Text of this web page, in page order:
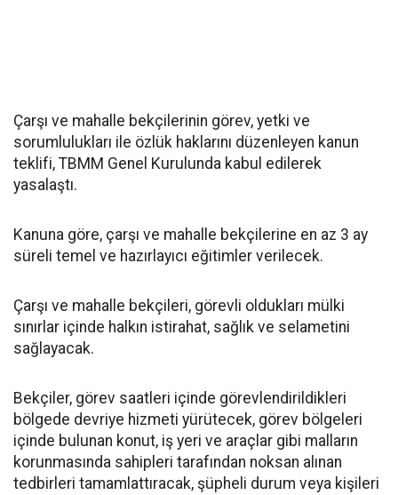
Çarşı ve mahalle bekçilerinin görev, yetki ve
sorumlulukları ile özlük haklarını düzenleyen kanun
teklifi, TBMM Genel Kurulunda kabul edilerek
yasalaştı.
Kanuna göre, çarşı ve mahalle bekçilerine en az 3 ay
süreli temel ve hazırlayıcı eğitimler verilecek.
Çarşı ve mahalle bekçileri, görevli oldukları mülki
sınırlar içinde halkın istirahat, sağlık ve selametini
sağlayacak.
Bekçiler, görev saatleri içinde görevlendirildikleri
bölgede devriye hizmeti yürütecek, görev bölgeleri
içinde bulunan konut, iş yeri ve araçlar gibi malların
korunmasında sahipleri tarafından noksan alınan
tedbirleri tamamlattıracak, şüpheli durum veya kişileri